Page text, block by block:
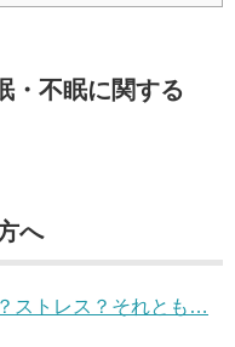
・不眠に関する
へ
ストレス？それとも…